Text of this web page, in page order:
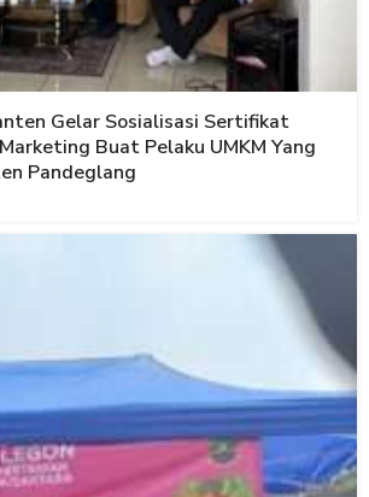
Gelar Sosialisasi Sertifikat
Buat Pelaku UMKM Yang
Pandeglang